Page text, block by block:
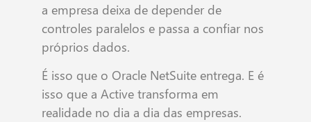
a empresa deixa de depender de
controles paralelos e passa a confiar nos
próprios dados.
É isso que o Oracle NetSuite entrega. E é
isso que a Active transforma em
realidade no dia a dia das empresas.